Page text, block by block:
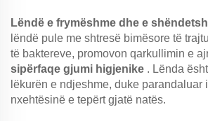
Lëndë e frymëshme dhe e
lëndë pule me shtresë bimësore të
të baktereve, promovon qarkullimin e
sipërfaqe gjumi higjenike . Lënda
lëkurën e ndjeshme, duke parandaluar
nxehtësinë e tepërt gjatë natës.